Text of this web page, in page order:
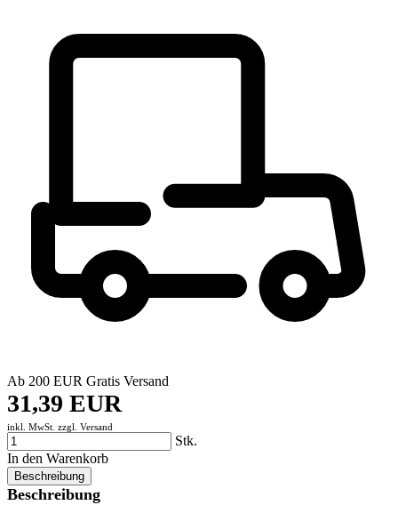
Ab 200 EUR Gratis Versand
31,39 EUR
inkl. MwSt. zzgl. Versand
Stk.
In den Warenkorb
Beschreibung
Beschreibung